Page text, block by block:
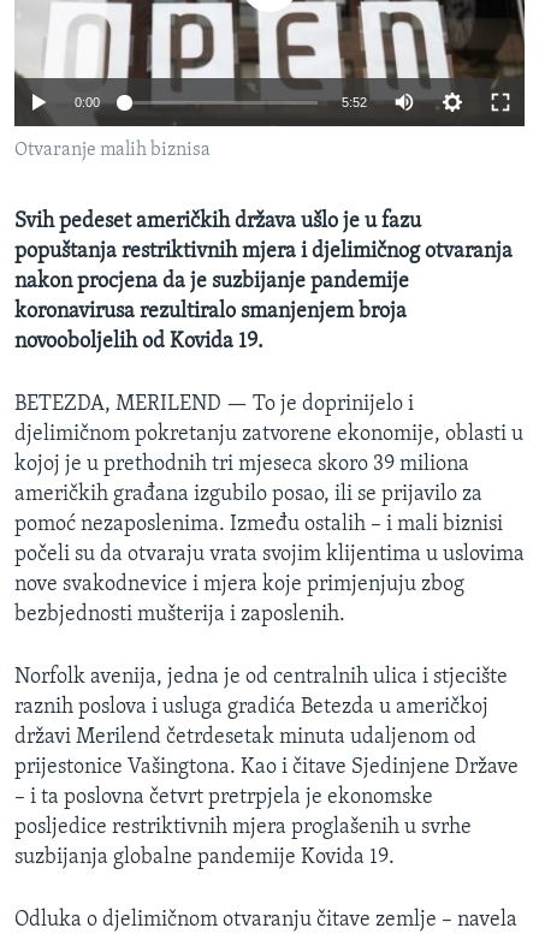
MAGAZIN
O GLASU AMERIKE
Learning English
Jezici
0:00 5:52
Otvaranje malih biznisa
Svih pedeset američkih država ušlo je u fazu
popuštanja restriktivnih mjera i djelimičnog otvaranja
nakon procjena da je suzbijanje pandemije
koronavirusa rezultiralo smanjenjem broja
novooboljelih od Kovida 19.
BETEZDA, MERILEND — To je doprinijelo i
djelimičnom pokretanju zatvorene ekonomije, oblasti u
kojoj je u prethodnih tri mjeseca skoro 39 miliona
američkih građana izgubilo posao, ili se prijavilo za
pomoć nezaposlenima. Između ostalih – i mali biznisi
počeli su da otvaraju vrata svojim klijentima u uslovima
nove svakodnevice i mjera koje primjenjuju zbog
bezbjednosti mušterija i zaposlenih.
Norfolk avenija, jedna je od centralnih ulica i stjecište
raznih poslova i usluga gradića Betezda u američkoj
državi Merilend četrdesetak minuta udaljenom od
prijestonice Vašingtona. Kao i čitave Sjedinjene Države
– i ta poslovna četvrt pretrpjela je ekonomske
posljedice restriktivnih mjera proglašenih u svrhe
suzbijanja globalne pandemije Kovida 19.
Odluka o djelimičnom otvaranju čitave zemlje – navela